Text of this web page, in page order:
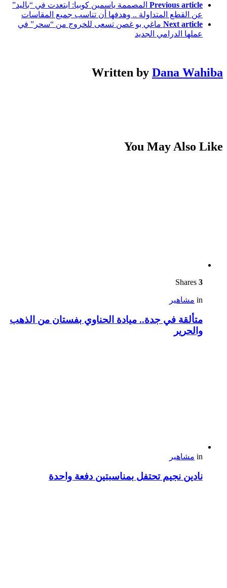
Previous article المصممة ياسمين كوبيا: ابتعدت في “باليد”
عن القطع المتداولة .. وهدفها أن تناسب جميع المقاسات
Next article ماغي بو غصن تسعى للخروج من “سحر” في
عملها الدرامي الجديد
Written by Dana Wahiba
You May Also Like
3
in مشاهير
متألقة في جدة.. ميادة الحناوي بفستان من الذهب
والحرير
in مشاهير
نادين نجيم تحتفل بمناسبتين دفعة واحدة